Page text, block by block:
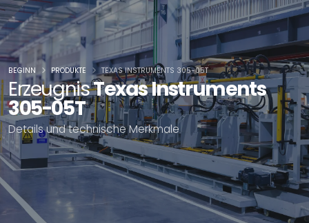
ErzeugnisTexas Instruments
305-05T
Details und technische Merkmale
BEGINN PRODUKTE TEXAS INSTRUMENTS 305-05T